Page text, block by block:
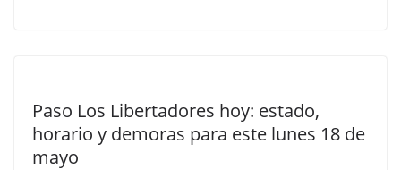
Paso Los Libertadores hoy: estado,
horario y demoras para este lunes 18 de
mayo